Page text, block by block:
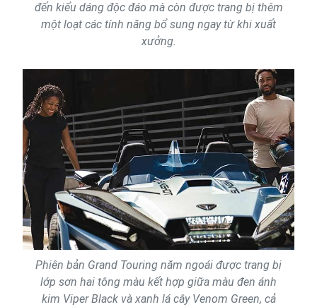
đến kiểu dáng độc đáo mà còn được trang bị thêm
một loạt các tính năng bổ sung ngay từ khi xuất
xưởng.
Phiên bản Grand Touring năm ngoái được trang bị
lớp sơn hai tông màu kết hợp giữa màu đen ánh
kim Viper Black và xanh lá cây Venom Green, cả